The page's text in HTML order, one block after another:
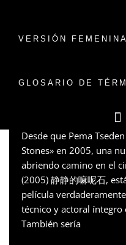
VERSIÓN FEMENINA
GLOSARIO DE
PEMA
Desde que Pema
Stones» en 2005, una
abriendo camino en el
(2005) 静静的嘛呢石,
película
técnico y actoral íntegro
También sería